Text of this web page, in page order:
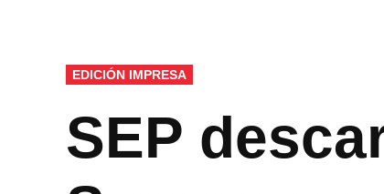
PUBLICADO
EN
EDICIÓN IMPRESA
SEP